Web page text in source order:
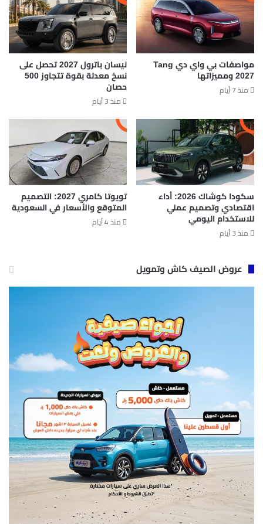
مواصفات بي واي دي Tang
2027 ومميزاتها
منذ 7 أيام
نيسان باترول 2027 تحصل على
نسخ معدلة بقوة تتجاوز 500
حصان
منذ 3 أيام
سكودا كوشاك 2026: أداء
اقتصادي وتصميم عملي
للاستخدام اليومي
منذ 3 أيام
تويوتا كامري 2027: التصميم
المتوقع والأسعار في السعودية
منذ 4 أيام
عروض الصيف كاش وتمويل